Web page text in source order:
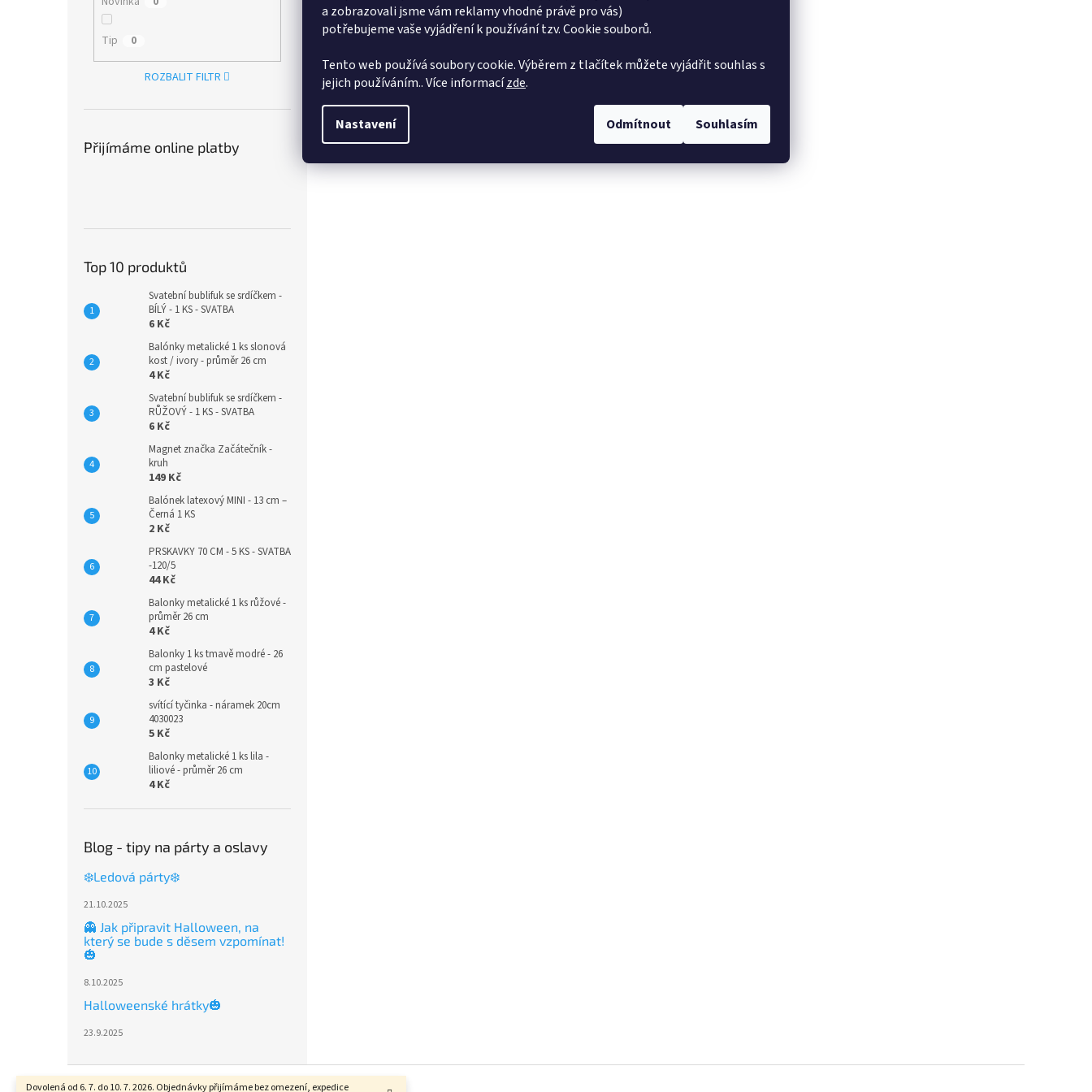
a zobrazovali jsme vám reklamy vhodné právě pro vás)
potřebujeme vaše vyjádření k používání tzv. Cookie souborů.
Tento web používá soubory cookie. Výběrem z tlačítek můžete vyjádřit souhlas s
jejich používáním.. Více informacízde.
Nastavení Odmítnout Souhlasím
Dovolená od 6. 7. do 10. 7. 2026. Objednávky přijímáme bez omezení, expedice
Tip 0
ROZBALIT FILTR
Přijímáme online platby
Top 10 produktů
Svatební bublifuk se srdíčkem -
BÍLÝ - 1 KS - SVATBA
6 Kč
Balónky metalické 1 ks slonová
kost / ivory - průměr 26 cm
4 Kč
Svatební bublifuk se srdíčkem -
RŮŽOVÝ - 1 KS - SVATBA
6 Kč
Magnet značka Začátečník -
kruh
149 Kč
Balónek latexový MINI - 13 cm –
Černá 1 KS
2 Kč
PRSKAVKY 70 CM - 5 KS - SVATBA
-120/5
44 Kč
Balonky metalické 1 ks růžové -
průměr 26 cm
4 Kč
Balonky 1 ks tmavě modré - 26
cm pastelové
3 Kč
svítící tyčinka - náramek 20cm
4030023
5 Kč
Balonky metalické 1 ks lila -
liliové - průměr 26 cm
4 Kč
Blog - tipy na párty a oslavy
❄️Ledová párty❄️
21.10.2025
👻 Jak připravit Halloween, na
který se bude s děsem vzpomínat!
🎃
8.10.2025
Halloweenské hrátky🎃
23.9.2025